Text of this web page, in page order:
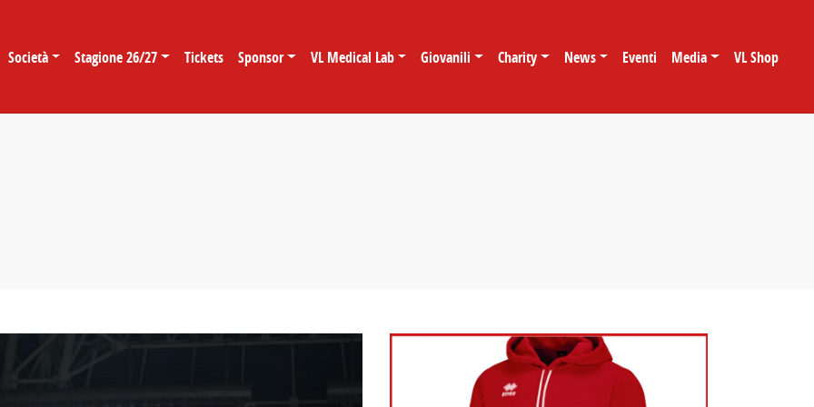
Società Stagione 26/27 Tickets Sponsor VL Medical Lab Giovanili Charity News Eventi Media VL Shop